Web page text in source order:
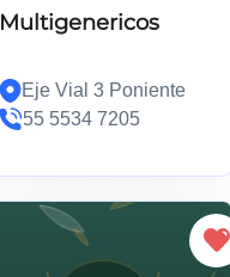
Multigenericos
Eje Vial 3 Poniente
55 5534 7205